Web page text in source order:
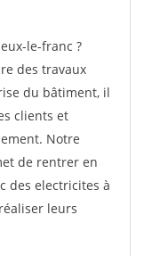
le-franc ?
des travaux
du bâtiment, il
clients et
Notre
de rentrer en
des electricites à
leurs